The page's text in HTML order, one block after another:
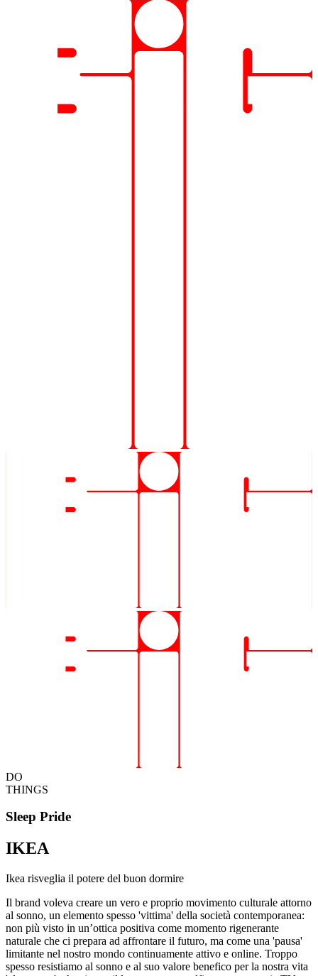
DO
THINGS
Sleep Pride
IKEA
Ikea risveglia il potere del buon dormire
Il brand voleva creare un vero e proprio movimento culturale attorno
al sonno, un elemento spesso 'vittima' della società contemporanea:
non più visto in un’ottica positiva come momento rigenerante
naturale che ci prepara ad affrontare il futuro, ma come una 'pausa'
limitante nel nostro mondo continuamente attivo e online. Troppo
spesso resistiamo al sonno e al suo valore benefico per la nostra vita